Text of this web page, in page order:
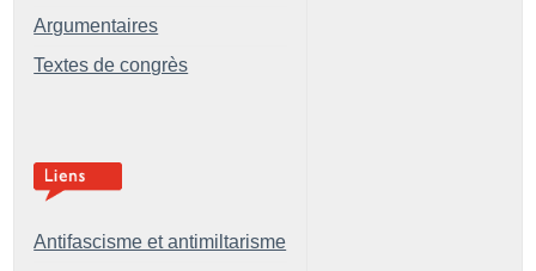
Argumentaires
Textes de congrès
Antifascisme et antimiltarisme